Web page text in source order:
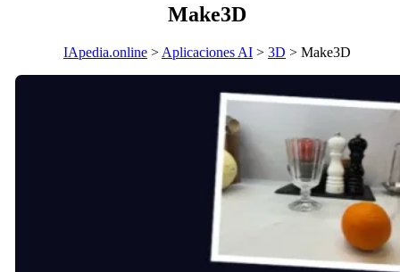
Make3D
IApedia.online > Aplicaciones AI > 3D > Make3D